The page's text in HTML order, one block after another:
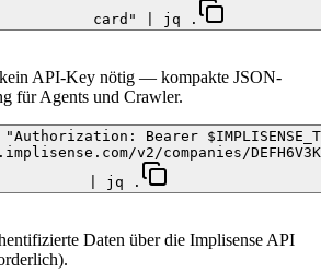
card" | jq .
API-Key nötig — kompakte JSON-
für Agents und Crawler.
Bearer
v2/companies/
| jq .
Daten über die Implisense API